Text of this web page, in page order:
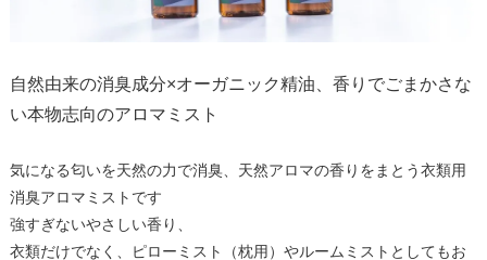
自然由来の消臭成分×オーガニック精油、香りでごまかさな
い本物志向のアロマミスト
気になる匂いを天然の力で消臭、天然アロマの香りをまとう衣類用
消臭アロマミストです
強すぎないやさしい香り、
衣類だけでなく、ピローミスト（枕用）やルームミストとしてもお